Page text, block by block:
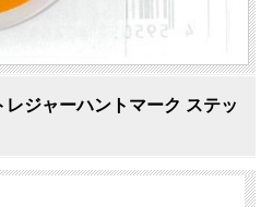
ジャーハントマーク ステッ